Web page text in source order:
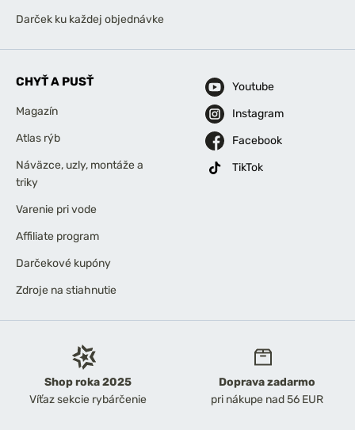
Shop roka 2025
Víťaz sekcie rybárčenie
Doprava zadarmo
pri nákupe nad 56 EUR
Darček ku každej objednávke
CHYŤ A PUSŤ
Magazín
Atlas rýb
Náväzce, uzly, montáže a
triky
Varenie pri vode
Affiliate program
Darčekové kupóny
Zdroje na stiahnutie
Youtube
Instagram
Facebook
TikTok